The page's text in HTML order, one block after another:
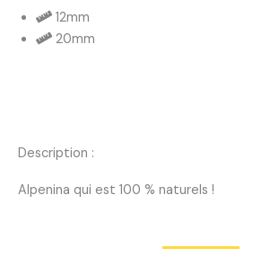
12mm
20mm
Description :
Alpenina qui est 100 % naturels !